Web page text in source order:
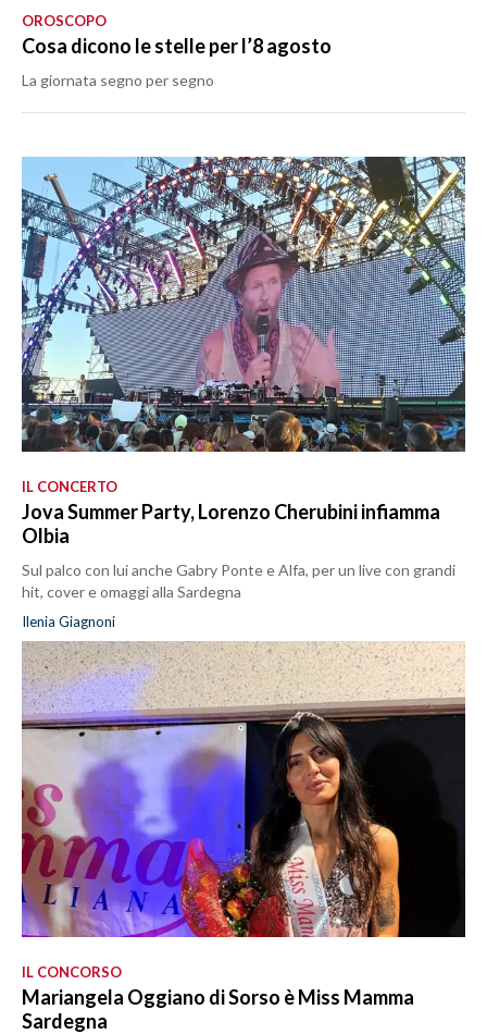
OROSCOPO
Cosa dicono le stelle per l’8 agosto
La giornata segno per segno
IL CONCERTO
Jova Summer Party, Lorenzo Cherubini infiamma
Olbia
Sul palco con lui anche Gabry Ponte e Alfa, per un live con grandi
hit, cover e omaggi alla Sardegna
Ilenia Giagnoni
IL CONCORSO
Mariangela Oggiano di Sorso è Miss Mamma
Sardegna